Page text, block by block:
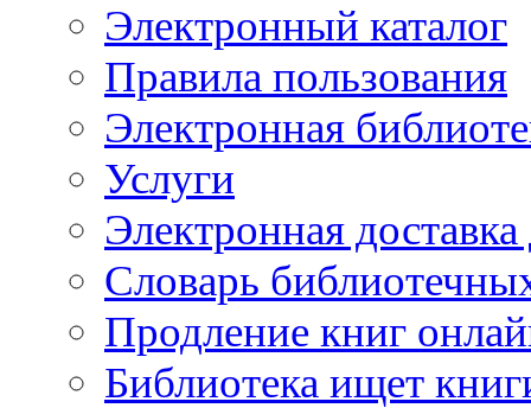
Электронный каталог
Правила пользования
Электронная
Услуги
Электронная
Словарь
Продление книг
Библиотека ищет